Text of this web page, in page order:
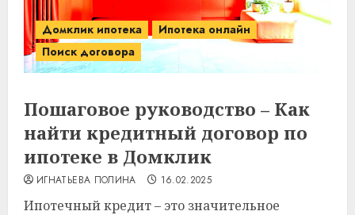
Домклик ипотека
Ипотека онлайн
Поиск договора
Пошаговое руководство – Как
найти кредитный договор по
ипотеке в Домклик
ИГНАТЬЕВА ПОЛИНА 16.02.2025
Ипотечный кредит – это значительное